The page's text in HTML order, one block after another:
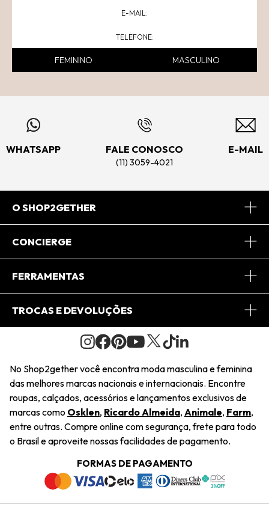
FEMININO MASCULINO
WHATSAPP FALE CONOSCO
(11) 3059-4021
E-MAIL
O SHOP2GETHER
Sobre Nós
Journal
Saiu na Mídia
Sustentabilidade
Navegando
Termos e Condições
CONCIERGE
Central de Relacionamento
Regulamento e Promoções
FERRAMENTAS
Minha Conta
Pedido de Presente
Wishlist
TROCAS E DEVOLUÇÕES
Condições Gerais
Troca Fácil
Restituição de Pagamento
Dúvidas Frequentes
Termos e Condições
Política de Privacidade
No Shop2gether você encontra moda masculina e feminina
das melhores marcas nacionais e internacionais. Encontre
roupas, calçados, acessórios e lançamentos exclusivos de
marcas como Osklen, Ricardo Almeida, Animale, Farm,
entre outras. Compre online com segurança, frete para todo
o Brasil e aproveite nossas facilidades de pagamento.
FORMAS DE PAGAMENTO